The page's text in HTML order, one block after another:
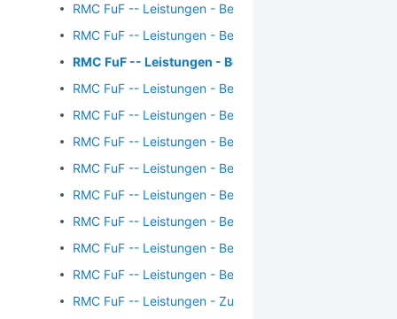
RMC FuF -- Leistungen - Begründungen - Faktor
RMC FuF -- Leistungen - Begründungen - Freier
RMC FuF -- Leistungen - Begründungen -
RMC FuF -- Leistungen - Begründungen - GOPOPS
RMC FuF -- Leistungen - Begründungen - Kosten
RMC FuF -- Leistungen - Begründungen - Poststationär
RMC FuF -- Leistungen - Begründungen -
RMC FuF -- Leistungen - Begründungen -
RMC FuF -- Leistungen - Begründungen -
RMC FuF -- Leistungen - Begründungen -
RMC FuF -- Leistungen - Begründungen -
RMC FuF -- Leistungen - Zusätze - TSS